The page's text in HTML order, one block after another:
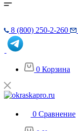
8 (800) 250-2-260
0 Корзина
0 Сравнение